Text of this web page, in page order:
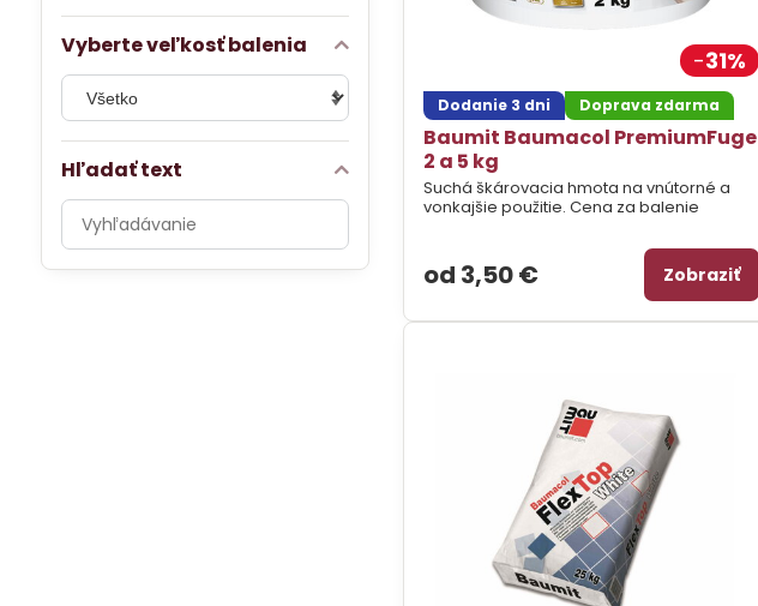
31%
Dodanie 3 dni Doprava zdarma
Baumit Baumacol PremiumFuge
2 a 5 kg
Suchá škárovacia hmota na vnútorné a
vonkajšie použitie. Cena za balenie
od 3,50 € Zobraziť
Vyberte veľkosť balenia
Hľadať text
Prehľadať
výsledky
filtra